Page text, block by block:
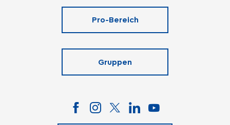
Pro-Bereich
Gruppen